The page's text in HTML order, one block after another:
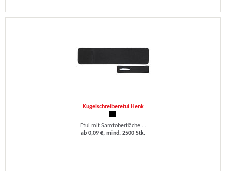
Kugelschreiberetui Henk
Etui mit Samtoberfläche ...
ab 0,09 €, mind. 2500 Stk.